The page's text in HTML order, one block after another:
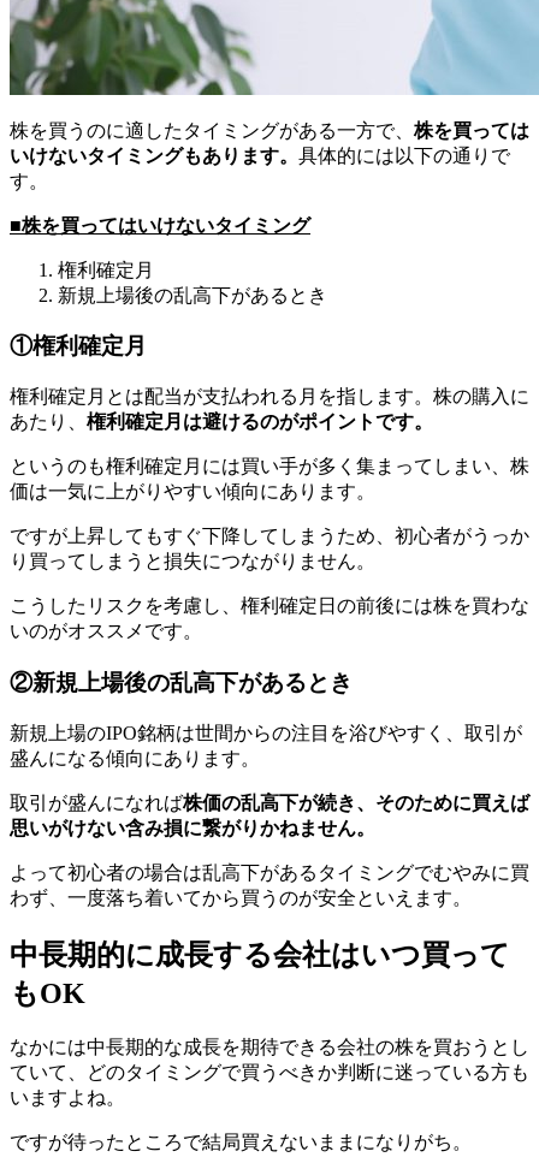
株を買うのに適したタイミングがある一方で、 株を買っては
いけないタイミングもあります。 具体的には以下の通りで
す。
■株を買ってはいけないタイミング
権利確定月
新規上場後の乱高下があるとき
①権利確定月
権利確定月とは配当が支払われる月を指します。株の購入に
あたり、 権利確定月は避けるのがポイントです。
というのも権利確定月には買い手が多く集まってしまい、株
価は一気に上がりやすい傾向にあります。
ですが上昇してもすぐ下降してしまうため、初心者がうっか
り買ってしまうと損失につながりません。
こうしたリスクを考慮し、権利確定日の前後には株を買わな
いのがオススメです。
②新規上場後の乱高下があるとき
新規上場のIPO銘柄は世間からの注目を浴びやすく、取引が
盛んになる傾向にあります。
取引が盛んになれば株価の乱高下が続き、そのために買えば
思いがけない含み損に繋がりかねません。
よって初心者の場合は乱高下があるタイミングでむやみに買
わず、一度落ち着いてから買うのが安全といえます。
中長期的に成長する会社はいつ買って
もOK
なかには中長期的な成長を期待できる会社の株を買おうとし
ていて、どのタイミングで買うべきか判断に迷っている方も
いますよね。
ですが待ったところで結局買えないままになりがち。